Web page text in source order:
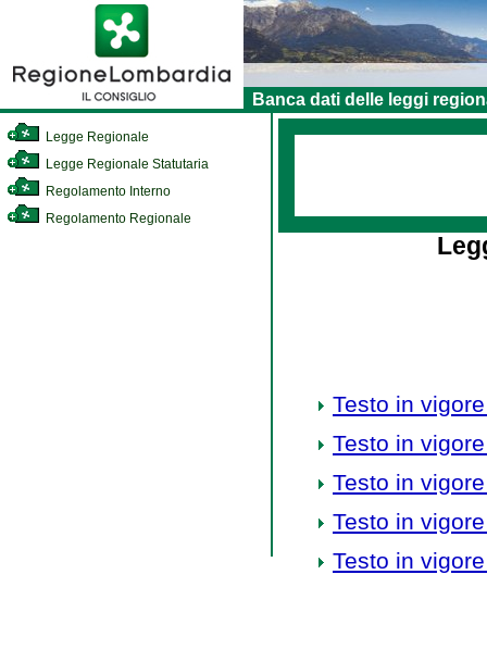
Banca dati delle leggi
Legge Regionale
Legge Regionale Statutaria
Regolamento Interno
Regolamento Regionale
Testo in
Testo in
Testo in
Testo in
Testo in